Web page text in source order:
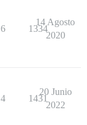
6 1334
14 Agosto
2020
4 1431
20 Junio
2022